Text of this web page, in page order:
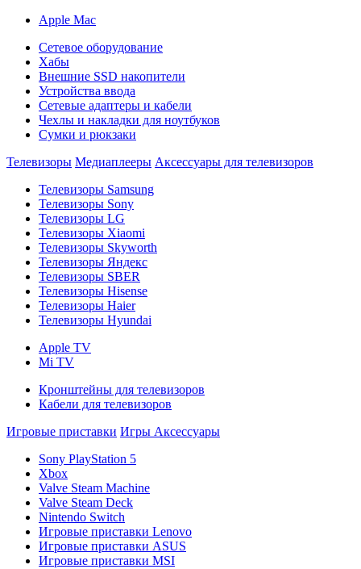
Apple Mac
Сетевое оборудование
Хабы
Внешние SSD накопители
Устройства ввода
Сетевые адаптеры и кабели
Чехлы и накладки для ноутбуков
Сумки и рюкзаки
Телевизоры Медиаплееры Аксессуары для телевизоров
Телевизоры Samsung
Телевизоры Sony
Телевизоры LG
Телевизоры Xiaomi
Телевизоры Skyworth
Телевизоры Яндекс
Телевизоры SBER
Телевизоры Hisense
Телевизоры Haier
Телевизоры Hyundai
Apple TV
Mi TV
Кронштейны для телевизоров
Кабели для телевизоров
Игровые приставки Игры Аксессуары
Sony PlayStation 5
Xbox
Valve Steam Machine
Valve Steam Deck
Nintendo Switch
Игровые приставки Lenovo
Игровые приставки ASUS
Игровые приставки MSI